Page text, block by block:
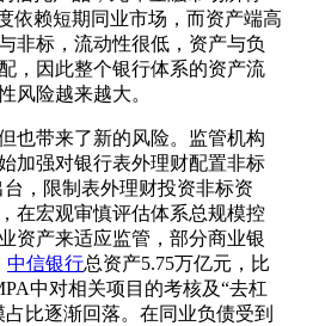
依赖短期同业市场，而资产端高
非标，流动性很低，资产与负
，因此整个银行体系的资产流
风险越来越大。
带来了新的风险。监管机构
加强对银行表外理财配置非标
台，限制表外理财投资非标资
在宏观审慎评估体系总规模控
资产来适应监管，部分商业银
中信银行总资产5.75万亿元，比
中对相关项目的考核及“去杠
比逐渐回落。在同业负债受到